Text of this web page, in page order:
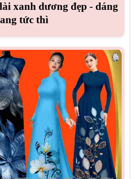
xanh dương đẹp - dáng
tức thì